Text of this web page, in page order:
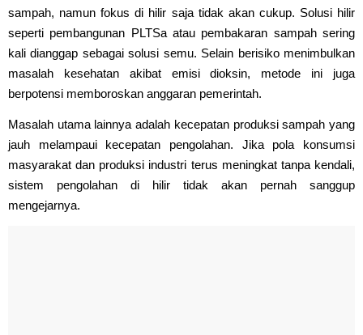
sampah, namun fokus di hilir saja tidak akan cukup. Solusi hilir
seperti pembangunan PLTSa atau pembakaran sampah sering
kali dianggap sebagai solusi semu. Selain berisiko menimbulkan
masalah kesehatan akibat emisi dioksin, metode ini juga
berpotensi memboroskan anggaran pemerintah.
Masalah utama lainnya adalah kecepatan produksi sampah yang
jauh melampaui kecepatan pengolahan. Jika pola konsumsi
masyarakat dan produksi industri terus meningkat tanpa kendali,
sistem pengolahan di hilir tidak akan pernah sanggup
mengejarnya.